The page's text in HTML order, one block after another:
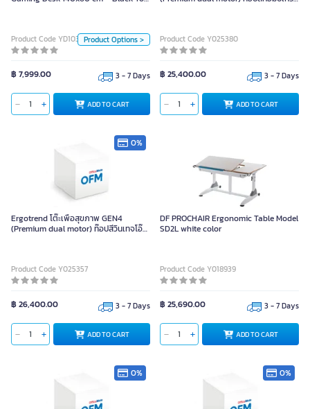
Product Code YD10343Product Options >
฿ 7,999.00 3 - 7 Days
ADD TO CART
Size
140x60 cm.
ท็อปดำ ขาดำ
ท็อปดำ ขาขาว
ADD TO CART
Product Code Y025380
฿ 25,400.00 3 - 7 Days
ADD TO CART
0%
Ergotrend โต๊ะเพื่อสุขภาพ GEN4
(Premium dual motor) ท๊อปสีวินเทจโอ๊ค
Product Code Y025357
฿ 26,400.00 3 - 7 Days
ADD TO CART
DF PROCHAIR Ergonomic Table Model
SD2L white color
Product Code Y018939
฿ 25,690.00 3 - 7 Days
ADD TO CART
0% 0%